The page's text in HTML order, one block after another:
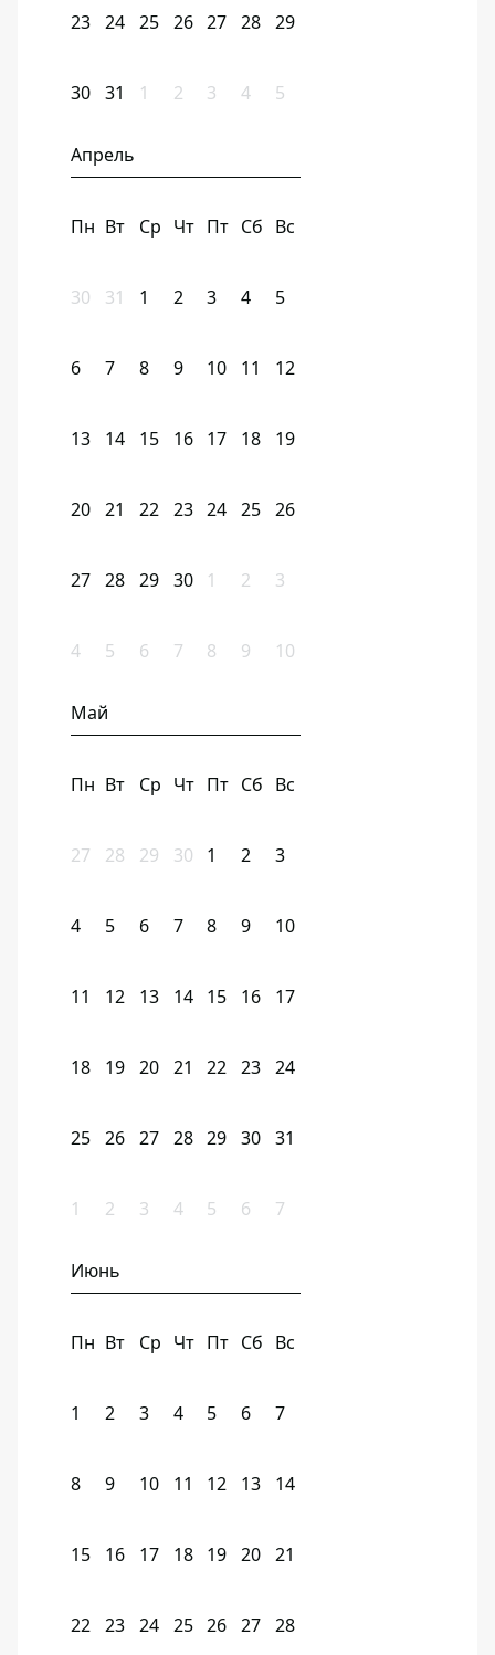
23 24 25 26 27 28 29
30 31 1 2 3 4 5
Апрель
Пн Вт Ср Чт Пт Сб Вс
30 31 1 2 3 4 5
6 7 8 9 10 11 12
13 14 15 16 17 18 19
20 21 22 23 24 25 26
27 28 29 30 1 2 3
4 5 6 7 8 9 10
Май
Пн Вт Ср Чт Пт Сб Вс
27 28 29 30 1 2 3
4 5 6 7 8 9 10
11 12 13 14 15 16 17
18 19 20 21 22 23 24
25 26 27 28 29 30 31
1 2 3 4 5 6 7
Июнь
Пн Вт Ср Чт Пт Сб Вс
1 2 3 4 5 6 7
8 9 10 11 12 13 14
15 16 17 18 19 20 21
22 23 24 25 26 27 28